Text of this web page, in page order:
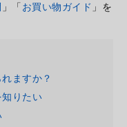
」「お買い物ガイド 」を
ますか？
りたい